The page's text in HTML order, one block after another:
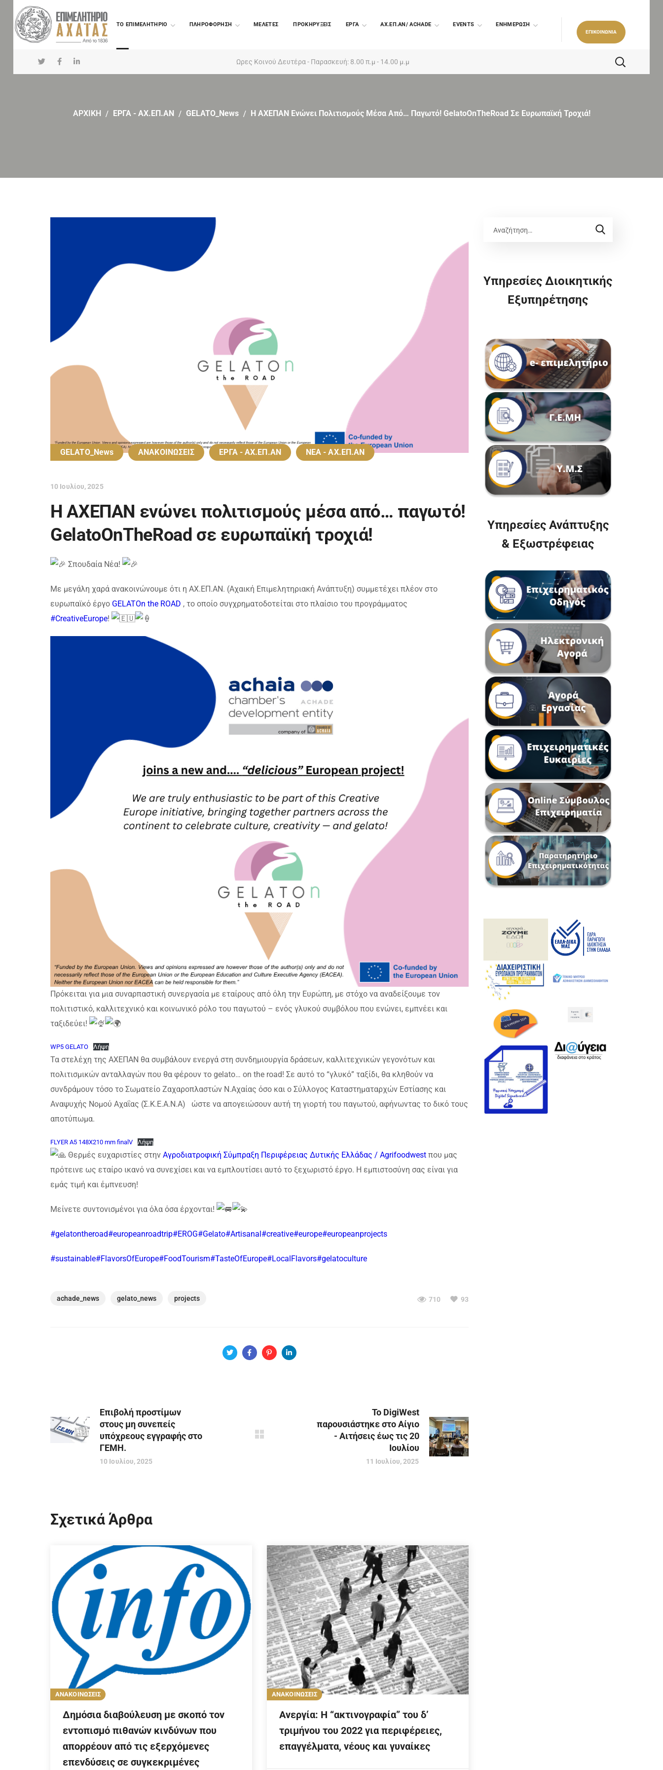
TO ΕΠΙΜΕΛΗΤΗΡΙΟ ΠΛΗΡΟΦΟΡΗΣΗ ΜΕΛΕΤΕΣ ΠΡΟΚΗΡΥΞΕΙΣ EΡΓΑ ΑΧ.ΕΠ.ΑΝ/ ACHADE EVENTS ΕΝΗΜΕΡΩΣΗ
ΕΠΙΚΟΙΝΩΝΙΑ
Ωρες Κοινού Δευτέρα - Παρασκευή: 8.00 π.μ - 14.00 μ.μ
ΑΡΧΙΚΗ ΕΡΓΑ - ΑΧ.ΕΠ.ΑΝ GELATO_News Η ΑΧΕΠΑΝ Ενώνει Πολιτισμούς Μέσα Από… Παγωτό! GelatoOnTheRoad Σε Ευρωπαϊκή Τροχιά!
GELATO_News ΑΝΑΚΟΙΝΩΣΕΙΣ ΕΡΓΑ - ΑΧ.ΕΠ.ΑΝ ΝΕΑ - ΑΧ.ΕΠ.ΑΝ
10 Ιουλίου, 2025
Η ΑΧΕΠΑΝ ενώνει πολιτισμούς μέσα από… παγωτό!
GelatoOnTheRoad σε ευρωπαϊκή τροχιά!
Σπουδαία Νέα!
Με μεγάλη χαρά ανακοινώνουμε ότι η ΑΧ.ΕΠ.ΑΝ. (Αχαική Επιμελητηριακή Ανάπτυξη) συμμετέχει πλέον στο
ευρωπαϊκό έργο GELATOn the ROAD , το οποίο συγχρηματοδοτείται στο πλαίσιο του προγράμματος
#CreativeEurope!
Πρόκειται για μια συναρπαστική συνεργασία με εταίρους από όλη την Ευρώπη, με στόχο να αναδείξουμε τον
πολιτιστικό, καλλιτεχνικό και κοινωνικό ρόλο του παγωτού – ενός γλυκού συμβόλου που ενώνει, εμπνέει και
ταξιδεύει!
WP5 GELATO Λήψη
Τα στελέχη της ΑΧΕΠΑΝ θα συμβάλουν ενεργά στη συνδημιουργία δράσεων, καλλιτεχνικών γεγονότων και
πολιτισμικών ανταλλαγών που θα φέρουν το gelato… on the road! Σε αυτό το “γλυκό” ταξίδι, θα κληθούν να
συνδράμουν τόσο το Σωματείο Ζαχαροπλαστών Ν.Αχαίας όσο και ο Σύλλογος Καταστηματαρχών Εστίασης και
Αναψυχής Νομού Αχαΐας (Σ.Κ.Ε.Α.Ν.Α) ώστε να απογειώσουν αυτή τη γιορτή του παγωτού, αφήνωντας το δικό τους
αποτύπωμα.
FLYER A5 148X210 mm finalV Λήψη
Θερμές ευχαριστίες στην Αγροδιατροφική Σύμπραξη Περιφέρειας Δυτικής Ελλάδας / Agrifoodwest που μας
πρότεινε ως εταίρο ικανό να συνεχίσει και να εμπλουτίσει αυτό το ξεχωριστό έργο. Η εμπιστοσύνη σας είναι για
εμάς τιμή και έμπνευση!
Μείνετε συντονισμένοι για όλα όσα έρχονται!
#gelatontheroad#europeanroadtrip#EROG#Gelato#Artisanal #creative#europe#europeanprojects
#sustainable#FlavorsOfEurope#FoodTourism#TasteOfEurope#LocalFlavors#gelatoculture
achade_news gelato_news projects 710 93
Eπιβολή προστίμων
στους μη συνεπείς
υπόχρεους εγγραφής στο
ΓΕΜΗ.
10 Ιουλίου, 2025
To DigiWest
παρουσιάστηκε στο Αίγιο
- Αιτήσεις έως τις 20
Ιουλίου
11 Ιουλίου, 2025
Σχετικά Άρθρα
ΑΝΑΚΟΙΝΩΣΕΙΣ
Δημόσια διαβούλευση με σκοπό τον
εντοπισμό πιθανών κινδύνων που
απορρέουν από τις εξερχόμενες
επενδύσεις σε συγκεκριμένες
ΑΝΑΚΟΙΝΩΣΕΙΣ
Ανεργία: Η “ακτινογραφία” του δ’
τριμήνου του 2022 για περιφέρειες,
επαγγέλματα, νέους και γυναίκες
Υπηρεσίες Διοικητικής
Εξυπηρέτησης
Υπηρεσίες Ανάπτυξης
& Εξωστρέφειας